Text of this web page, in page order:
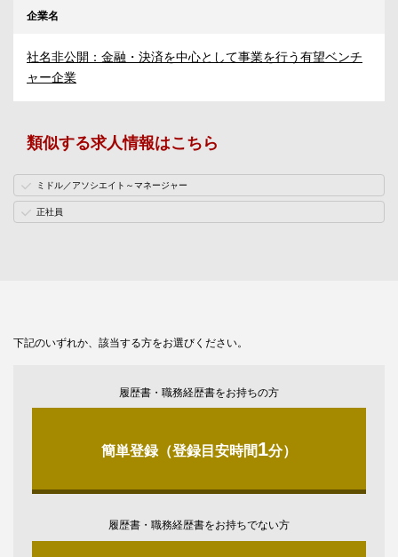
企業名
社名非公開：金融・決済を中心として事業を行う有望ベンチ
ャー企業
類似する求人情報はこちら
ミドル／アソシエイト～マネージャー
正社員
下記のいずれか、該当する方をお選びください。
履歴書・職務経歴書をお持ちの方
簡単登録（登録目安時間1分）
履歴書・職務経歴書をお持ちでない方